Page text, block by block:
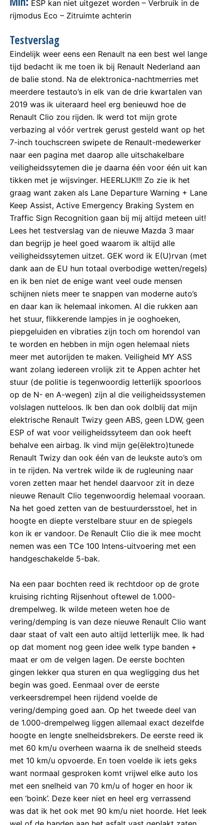
ESP kan niet uitgezet worden – Verbruik in de
rijmodus Eco – Zitruimte achterin
Testverslag
Eindelijk weer eens een Renault na een best wel lange
tijd bedacht ik me toen ik bij Renault Nederland aan
de balie stond. Na de elektronica-nachtmerries met
meerdere testauto’s in elk van de drie kwartalen van
2019 was ik uiteraard heel erg benieuwd hoe de
Renault Clio zou rijden. Ik werd tot mijn grote
verbazing al vóór vertrek gerust gesteld want op het
7-inch touchscreen swipete de Renault-medewerker
naar een pagina met daarop alle uitschakelbare
veiligheidssytemen die je daarna één voor één uit kan
tikken met je wijsvinger. HEERLIJK!!! Zo zie ik het
graag want zaken als Lane Departure Warning + Lane
Keep Assist, Active Emergency Braking System en
Traffic Sign Recognition gaan bij mij altijd meteen uit!
Lees het testverslag van de nieuwe Mazda 3 maar
dan begrijp je heel goed waarom ik altijd alle
veiligheidssytemen uitzet. GEK word ik E(U)rvan (met
dank aan de EU hun totaal overbodige wetten/regels)
en ik ben niet de enige want veel oude mensen
schijnen niets meer te snappen van moderne auto’s
en daar kan ik helemaal inkomen. Al die rukken aan
het stuur, flikkerende lampjes in je ooghoeken,
piepgeluiden en vibraties zijn toch om horendol van
te worden en hebben in mijn ogen helemaal niets
meer met autorijden te maken. Veiligheid MY ASS
want zolang iedereen vrolijk zit te Appen achter het
stuur (de politie is tegenwoordig letterlijk spoorloos
op de N- en A-wegen) zijn al die veiligheidssystemen
volslagen nutteloos. Ik ben dan ook dolblij dat mijn
elektrische Renault Twizy geen ABS, geen LDW, geen
ESP of wat voor veiligheidssyteem dan ook heeft
behalve een airbag. Ik vind mijn ge(ëlektro)tunede
Renault Twizy dan ook één van de leukste auto’s om
in te rijden. Na vertrek wilde ik de rugleuning naar
voren zetten maar het hendel daarvoor zit in deze
nieuwe Renault Clio tegenwoordig helemaal vooraan.
Na het goed zetten van de bestuurdersstoel, het in
hoogte en diepte verstelbare stuur en de spiegels
kon ik er vandoor. De Renault Clio die ik mee mocht
nemen was een TCe 100 Intens-uitvoering met een
handgeschakelde 5-bak.
Na een paar bochten reed ik rechtdoor op de grote
kruising richting Rijsenhout oftewel de 1.000-
drempelweg. Ik wilde meteen weten hoe de
vering/demping is van deze nieuwe Renault Clio want
daar staat of valt een auto altijd letterlijk mee. Ik had
op dat moment nog geen idee welk type banden +
maat er om de velgen lagen. De eerste bochten
gingen lekker qua sturen en qua wegligging dus het
begin was goed. Eenmaal over de eerste
verkeersdrempel heen rijdend voelde de
vering/demping goed aan. Op het tweede deel van
de 1.000-drempelweg liggen allemaal exact dezelfde
hoogte en lengte snelheidsbrekers. De eerste reed ik
met 60 km/u overheen waarna ik de snelheid steeds
met 10 km/u opvoerde. En toen voelde ik iets geks
want normaal gesproken komt vrijwel elke auto los
met een snelheid van 70 km/u of hoger en hoor ik
een ‘boink’. Deze keer niet en heel erg verrassend
was dat ik het ook met 90 km/u niet hoorde. Het leek